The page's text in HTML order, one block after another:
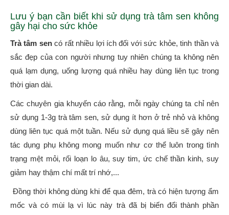
Lưu ý bạn cần biết khi sử dụng trà tâm sen không
gây hại cho sức khỏe
Trà tâm sencó rất nhiều lợi ích đối với sức khỏe, tinh thần và
sắc đẹp của con người nhưng tuy nhiên chúng ta không nên
quá lạm dụng, uống lượng quá nhiều hay dùng liên tục trong
thời gian dài.
Các chuyên gia khuyến cáo rằng, mỗi ngày chúng ta chỉ nên
sử dụng 1-3g trà tâm sen, sử dụng ít hơn ở trẻ nhỏ và không
dùng liên tục quá một tuần. Nếu sử dụng quá liều sẽ gây nên
tác dụng phụ không mong muốn như cơ thể luôn trong tình
trạng mệt mỏi, rối loạn lo âu, suy tim, ức chế thần kinh, suy
giảm hay thậm chí mất trí nhớ,...
Đồng thời không dùng khi để qua đêm, trà có hiện tượng ẩm
mốc và có mùi lạ vì lúc này trà đã bị biến đổi thành phần